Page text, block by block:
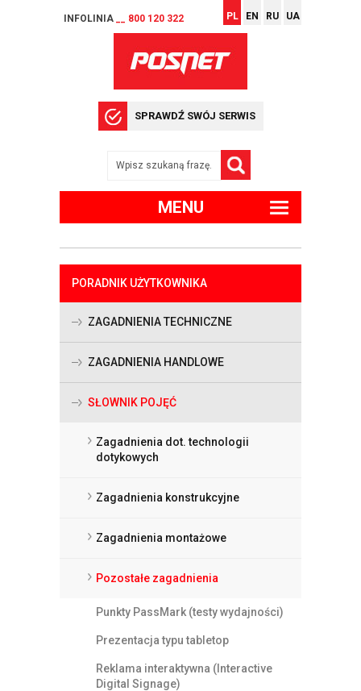
INFOLINIA __ 800 120 322 PL EN RU UA
SPRAWDŹ SWÓJ SERWIS
MENU
PORADNIK UŻYTKOWNIKA
ZAGADNIENIA TECHNICZNE
ZAGADNIENIA HANDLOWE
SŁOWNIK POJĘĆ
Zagadnienia dot. technologii
dotykowych
Zagadnienia konstrukcyjne
Zagadnienia montażowe
Pozostałe zagadnienia
Punkty PassMark (testy wydajności)
Prezentacja typu tabletop
Reklama interaktywna (Interactive
Digital Signage)